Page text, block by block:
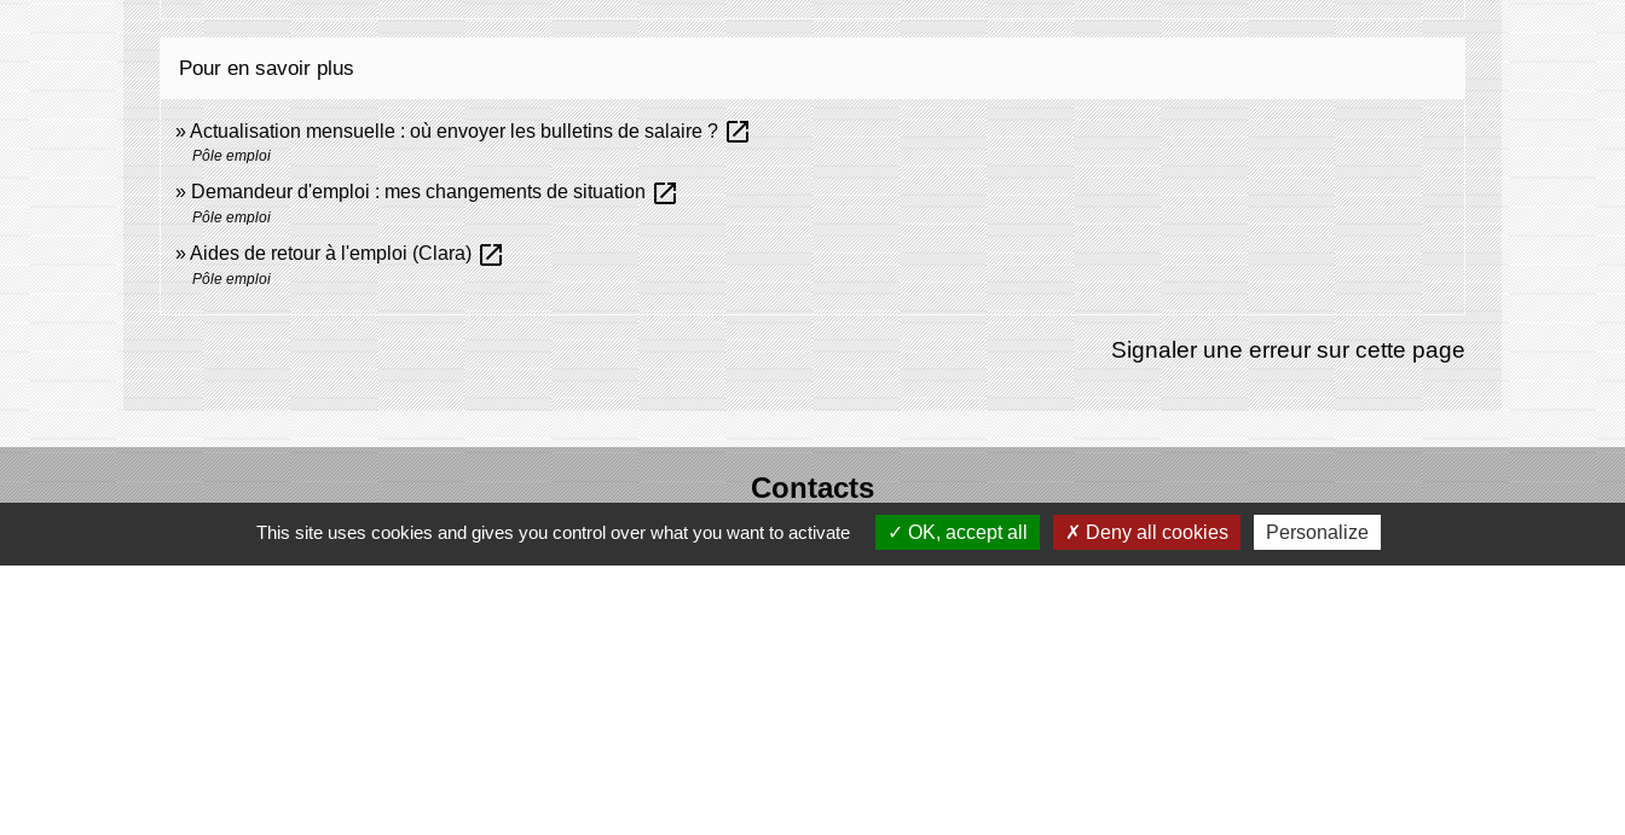
Pour en savoir plus
Actualisation mensuelle : où envoyer les bulletins de salaire ?open_in_new
Pôle emploi
Demandeur d'emploi : mes changements de situationopen_in_new
Pôle emploi
Aides de retour à l'emploi (Clara)open_in_new
Pôle emploi
Signaler une erreur sur cette page
Contacts
Commune de Domecy-sur-Cure
6, rue Saint-Antoine-Cure
This site uses cookies and gives you control over what you want to activate OK, accept all Deny all cookies Personalize